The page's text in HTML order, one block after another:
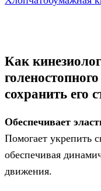
Как
сохранить его
Обеспечивает
Помогает укрепить
обеспечивая
движения.